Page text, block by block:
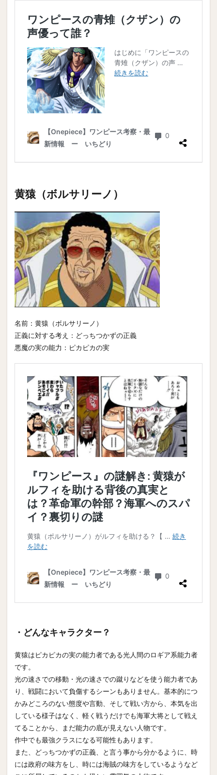
黄猿（ボルサリーノ）
名前：黄猿（ボルサリーノ）
正義に対する考え：どっちつかずの正義
悪魔の実の能力：ピカピカの実
・どんなキャラクター？
黄猿はピカピカの実の能力者である光人間のロギア系能力者
です。
光の速さでの移動・光の速さでの蹴りなどを使う能力者であ
り、戦闘において負傷するシーンもありません。基本的につ
かみどころのない態度や言動、そして戦い方から、本気を出
している様子はなく、軽く戦うだけでも海軍大将として戦え
てることから、まだ能力の底が見えない人物です。
作中でも最強クラスになる可能性もあります。
また、どっちつかずの正義、と言う事から分かるように、時
には政府の味方をし、時には海賊の味方をしているようなど